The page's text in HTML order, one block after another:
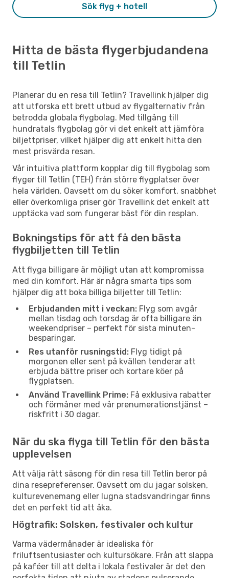
Sök flyg + hotell
Hitta de bästa flygerbjudandena
till Tetlin
Planerar du en resa till Tetlin? Travellink hjälper dig
att utforska ett brett utbud av flygalternativ från
betrodda globala flygbolag. Med tillgång till
hundratals flygbolag gör vi det enkelt att jämföra
biljettpriser, vilket hjälper dig att enkelt hitta den
mest prisvärda resan.
Vår intuitiva plattform kopplar dig till flygbolag som
flyger till Tetlin (TEH) från större flygplatser över
hela världen. Oavsett om du söker komfort, snabbhet
eller överkomliga priser gör Travellink det enkelt att
upptäcka vad som fungerar bäst för din resplan.
Bokningstips för att få den bästa
flygbiljetten till Tetlin
Att flyga billigare är möjligt utan att kompromissa
med din komfort. Här är några smarta tips som
hjälper dig att boka billiga biljetter till Tetlin:
Erbjudanden mitt i veckan: Flyg som avgår
mellan tisdag och torsdag är ofta billigare än
weekendpriser – perfekt för sista minuten-
besparingar.
Res utanför rusningstid: Flyg tidigt på
morgonen eller sent på kvällen tenderar att
erbjuda bättre priser och kortare köer på
flygplatsen.
Använd Travellink Prime: Få exklusiva rabatter
och förmåner med vår prenumerationstjänst –
riskfritt i 30 dagar.
När du ska flyga till Tetlin för den bästa
upplevelsen
Att välja rätt säsong för din resa till Tetlin beror på
dina resepreferenser. Oavsett om du jagar solsken,
kulturevenemang eller lugna stadsvandringar finns
det en perfekt tid att åka.
Högtrafik: Solsken, festivaler och kultur
Varma vädermånader är idealiska för
friluftsentusiaster och kultursökare. Från att slappa
på kaféer till att delta i lokala festivaler är det den